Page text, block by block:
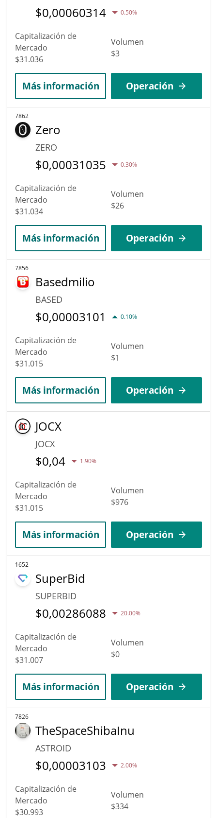
$0,00060314 0.50%
Capitalización de
Mercado
$31.036
Volumen
$3
Más información Operación
7862
Zero
ZERO
$0,00031035 0.30%
Capitalización de
Mercado
$31.034
Volumen
$26
Más información Operación
7856
Basedmilio
BASED
$0,00003101 0.10%
Capitalización de
Mercado
$31.015
Volumen
$1
Más información Operación
JOCX
JOCX
$0,04 1.90%
Capitalización de
Mercado
$31.015
Volumen
$976
Más información Operación
1652
SuperBid
SUPERBID
$0,00286088 20.00%
Capitalización de
Mercado
$31.007
Volumen
$0
Más información Operación
7826
TheSpaceShibaInu
ASTROID
$0,00003103 2.00%
Capitalización de
Mercado
$30.993
Volumen
$334